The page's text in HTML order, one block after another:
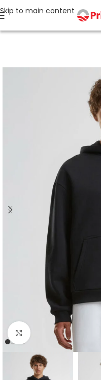
Skip to main content
Click to enlarge